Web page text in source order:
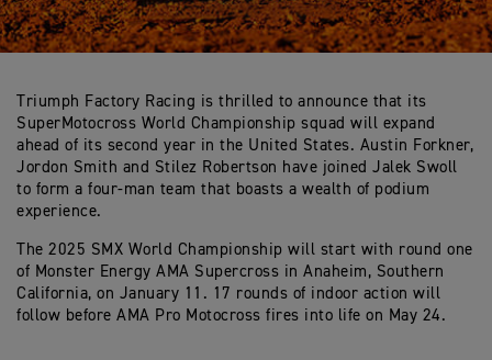
Triumph Factory Racing is thrilled to announce that its
SuperMotocross World Championship squad will expand
ahead of its second year in the United States. Austin Forkner,
Jordon Smith and Stilez Robertson have joined Jalek Swoll
to form a four-man team that boasts a wealth of podium
experience.
The 2025 SMX World Championship will start with round one
of Monster Energy AMA Supercross in Anaheim, Southern
California, on January 11. 17 rounds of indoor action will
follow before AMA Pro Motocross fires into life on May 24.